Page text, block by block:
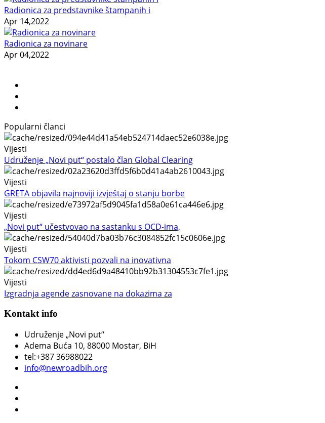
Radionica za predstavnike štampanih i
Apr 14,2022
Radionica za novinare
Apr 04,2022
Popularni članci
Vijesti
Udruženje „Novi put“ postalo član Global Clearing
Vijesti
GRETA objavila najnoviji izvještaj o stanju borbe
Vijesti
„Novi put“ učestvovao na sastanku s OCD-ima,
Vijesti
Tokom CSW70 aktivisti pozvali na inovativna
Vijesti
Izgradnja agende zasnovane na dokazima za
Kontakt info
Udruženje „Novi put“
Adema Buća 10, 88000 Mostar, BiH
tel:+387 36988022
info@newroadbih.org